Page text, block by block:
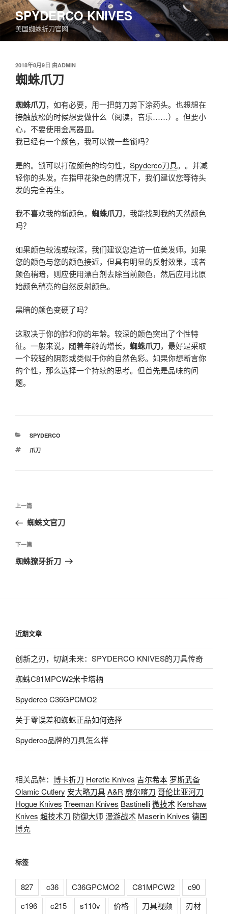
跳
至
内
容
SPYDERCO KNIVES
美国蜘蛛折刀官网
发
布
于
2018年8月9日 由ADMIN
蜘蛛爪刀
蜘蛛爪刀，如有必要，用一把剪刀剪下涂药头。也想想在
接触放松的时候想要做什么（阅读，音乐……）。但要小
心，不要使用金属器皿。
我已经有一个颜色，我可以做一些锁吗？
是的。锁可以打破颜色的均匀性， Spyderco刀具。。并减
轻你的头发。在指甲花染色的情况下，我们建议您等待头
发的完全再生。
我不喜欢我的新颜色， 蜘蛛爪刀，我能找到我的天然颜色
吗？
如果颜色较浅或较深，我们建议您造访一位美发师。如果
您的颜色与您的颜色接近，但具有明显的反射效果，或者
颜色稍暗，则应使用漂白剂去除当前颜色，然后应用比原
始颜色稍亮的自然反射颜色。
黑暗的颜色变硬了吗？
这取决于你的脸和你的年龄。较深的颜色突出了个性特
征。一般来说，随着年龄的增长， 蜘蛛爪刀，最好是采取
一个较轻的阴影或类似于你的自然色彩。如果你想断言你
的个性，那么选择一个持续的思考。但首先是品味的问
题。
分
SPYDERCO
标
爪刀
文
导
航
上
一
文
章
上一篇
蜘蛛文官刀
下
一
下一篇
蜘蛛獠牙折刀
近期文章
创新之刃，切割未来：SPYDERCO KNIVES的刀具传奇
蜘蛛C81MPCW2米卡塔柄
Spyderco C36GPCMO2
关于零误差和蜘蛛正品如何选择
Spyderco品牌的刀具怎么样
相关品牌： 博卡折刀 Heretic Knives 吉尔希本 罗斯武备
Olamic Cutlery 安大略刀具A&R 廓尔喀刀 哥伦比亚河刀
Hogue Knives Treeman Knives Bastinelli微技术 Kershaw
Knives 超技术刀 防御大师漫游战术 Maserin Knives 德国
博克
标签
827 c36 C36GPCMO2 C81MPCW2
c90
c196
c215 s110v 价格 刀具视频 刃材